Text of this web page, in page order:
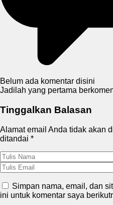
Belum ada komentar disini
Jadilah yang pertama
Tinggalkan Balasan
Alamat email Anda tidak akan
ditandai *
Simpan nama, email, dan
ini untuk komentar saya